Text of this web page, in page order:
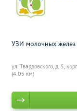
ул. Твардовского, д. 5,
(4.05 км)
УЗИ молочных желез